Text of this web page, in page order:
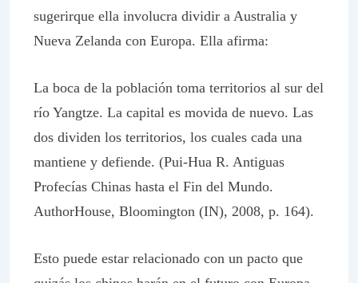
sugerirque ella involucra dividir a Australia y
Nueva Zelanda con Europa. Ella afirma:
La boca de la población toma territorios al sur del
río Yangtze. La capital es movida de nuevo. Las
dos dividen los territorios, los cuales cada una
mantiene y defiende. (Pui-Hua R. Antiguas
Profecías Chinas hasta el Fin del Mundo.
AuthorHouse, Bloomington (IN), 2008, p. 164).
Esto puede estar relacionado con un pacto que